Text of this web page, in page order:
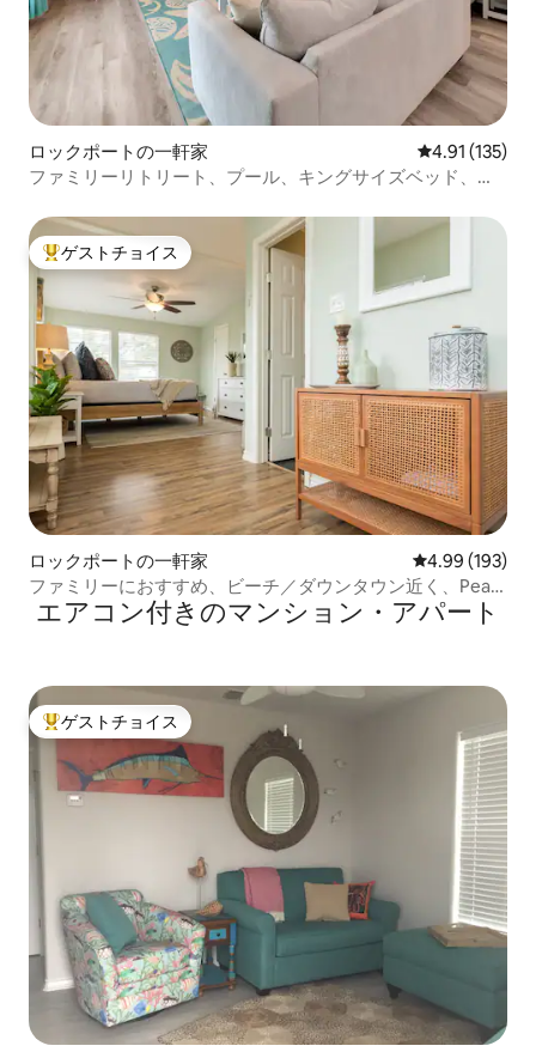
ロックポートの一軒家 レビュー135
4.91 (135)
ファミリーリトリート、プール、キングサイズベッド、キ
大好評のゲストチョイスです。
ゲストチョイス
ロックポートの一軒家 レビュー193
4.99 (193)
ファミリーにおすすめ、ビーチ／ダウンタウン近く、Pearl
Retreat
エアコン付きのマンション・アパート
大好評のゲストチョイスです。
ゲストチョイス